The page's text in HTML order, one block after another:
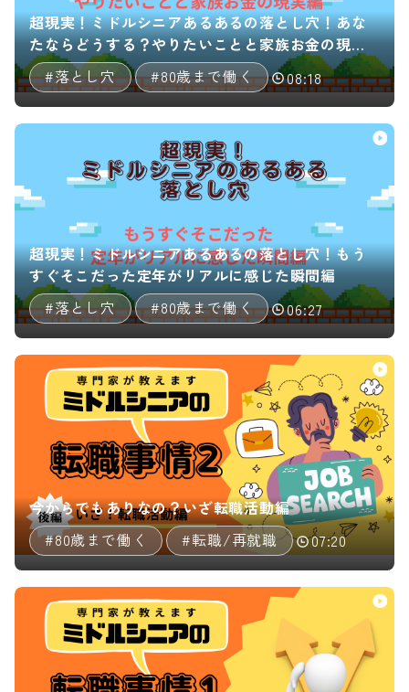
超現実！ミドルシニアあるあるの落とし穴！あな
たならどうする？やりたいことと家族お金の現実
編#落とし穴 #80歳まで働く 08:18
超現実！ミドルシニアあるあるの落とし穴！もう
すぐそこだった定年がリアルに感じた瞬間編
#落とし穴
#80歳まで働く 06:27
今からでもありなの？いざ転職活動編
#80歳まで働く
#転職/再就職 07:20